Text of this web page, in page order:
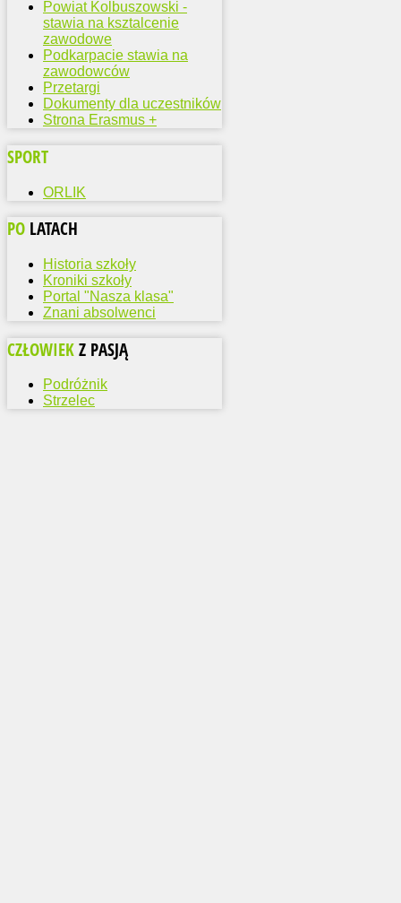
Powiat Kolbuszowski -
stawia na ksztalcenie
zawodowe
Podkarpacie stawia na
zawodowców
Przetargi
Dokumenty dla uczestników
Strona Erasmus +
SPORT
ORLIK
PO LATACH
Historia szkoły
Kroniki szkoły
Portal "Nasza klasa"
Znani absolwenci
CZŁOWIEK Z PASJĄ
Podróżnik
Strzelec